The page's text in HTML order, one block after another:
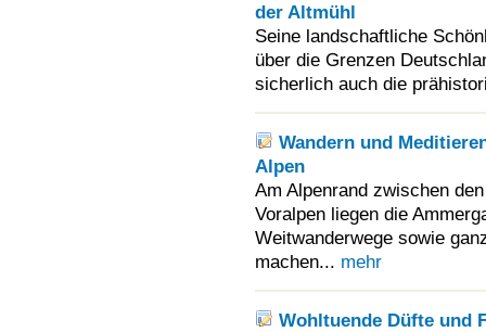
der Altmühl
Seine landschaftliche
über die Grenzen
sicherlich auch die
Wandern und
Alpen
Am Alpenrand zwischen
Voralpen liegen die
Weitwanderwege sowie
machen... mehr
Wohltuende Düfte und